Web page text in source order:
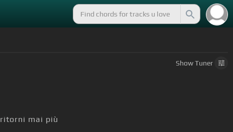
ShowTuner
ritorni mai più